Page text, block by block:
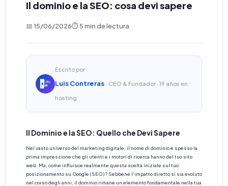
Il dominio e la SEO: cosa devi sapere
📅 15/06/2026⏱ 5 min de lectura
Escrito por
Luis Contreras · CEO & Fundador · 19 años en
hosting
Il Dominio e la SEO: Quello che Devi Sapere
Nel vasto universo del marketing digitale, il nome di dominio è spesso la
prima impressione che gli utenti e i motori di ricerca hanno del tuo sito
web. Ma, come influisce realmente questa scelta iniziale sul tuo
posizionamento su Google (SEO)? Sebbene l'impatto diretto si sia evoluto
nel corso degli anni, il dominio rimane un elemento fondamentale nella tua